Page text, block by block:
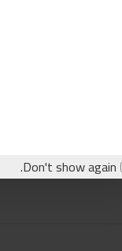
Don't show again.